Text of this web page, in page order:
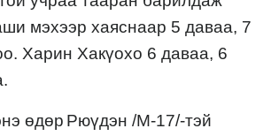
мэхээр хаяснаар 5 даваа, 7
Харин Хакүохо 6 даваа, 6
өдөр Рюүдэн /М-17/-тэй